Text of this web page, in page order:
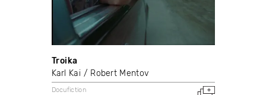
Troika
Karl Kai
Robert Mentov
Docufiction